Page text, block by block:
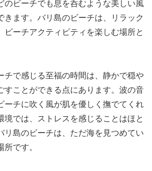
のビーチでも息を呑むような美しい風
きます。バリ島のビーチは、リラック
ビーチアクティビティを楽しむ場所と
チで感じる至福の時間は、静かで穏や
すことができる点にあります。波の音
ーチに吹く風が肌を優しく撫でてくれ
境では、ストレスを感じることはほと
リ島のビーチは、ただ海を見つめてい
です。